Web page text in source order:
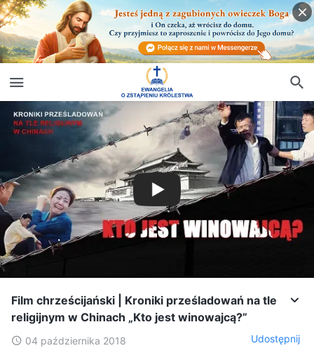
Film chrześcijański | Kroniki prześladowań na tle
religijnym w Chinach „Kto jest winowajcą?”
04 października 2018 Udostępnij